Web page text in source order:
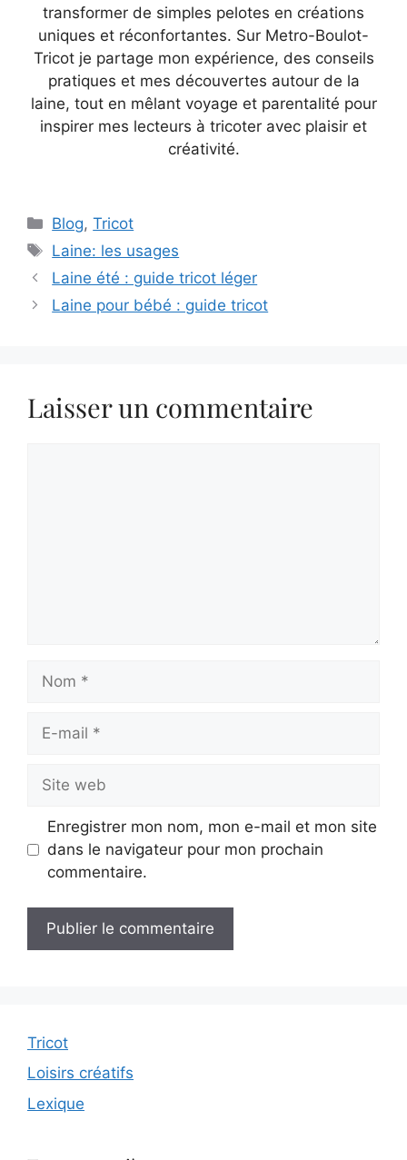
transformer de simples pelotes en créations
uniques et réconfortantes. Sur Metro-Boulot-
Tricot je partage mon expérience, des conseils
pratiques et mes découvertes autour de la
laine, tout en mêlant voyage et parentalité pour
inspirer mes lecteurs à tricoter avec plaisir et
créativité.
Catégories
Blog,Tricot
Étiquettes
Laine: les usages
Laine été : guide tricot léger
Laine pour bébé : guide tricot
Laisser un commentaire
Nom
Site
web
Enregistrer mon nom, mon e-mail et mon site
dans le navigateur pour mon prochain
commentaire.
Tricot
Loisirs créatifs
Lexique